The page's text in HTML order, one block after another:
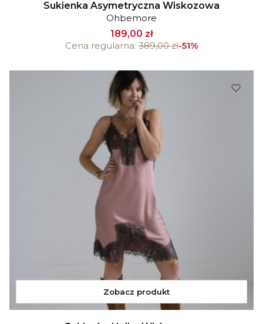
Sukienka Asymetryczna Wiskozowa
Ohbemore
189,00 zł
Cena regularna: 389,00 zł-51%
Zobacz produkt